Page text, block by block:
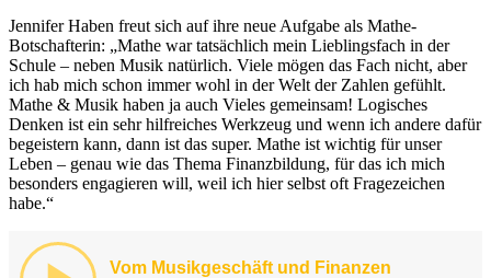
Jennifer Haben freut sich auf ihre neue Aufgabe als Mathe-
Botschafterin: „Mathe war tatsächlich mein Lieblingsfach in der
Schule – neben Musik natürlich. Viele mögen das Fach nicht, aber
ich hab mich schon immer wohl in der Welt der Zahlen gefühlt.
Mathe & Musik haben ja auch Vieles gemeinsam! Logisches
Denken ist ein sehr hilfreiches Werkzeug und wenn ich andere dafür
begeistern kann, dann ist das super. Mathe ist wichtig für unser
Leben – genau wie das Thema Finanzbildung, für das ich mich
besonders engagieren will, weil ich hier selbst oft Fragezeichen
habe.“